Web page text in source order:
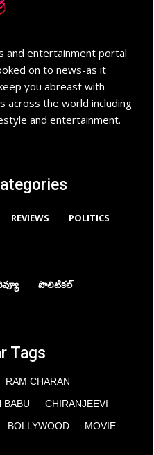
and entertainment portal
on to news-as it
you abreast with
across the world including
and entertainment.
REVIEWS POLITICS
పొలిటికల్
Tags
RAM CHARAN
BABU
CHIRANJEEVI
BOLLYWOOD MOVIE